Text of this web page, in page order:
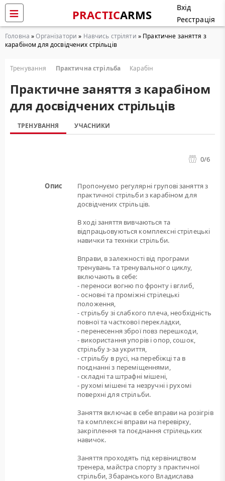
PRACTICARMS
Вхід
Реєстрація
Головна »Організатори » Навчись стріляти » Практичне заняття з
карабіном для досвідчених стрільців
Тренування Практична стрільба Карабін
Практичне заняття з карабіном
для досвідчених стрільців
ТРЕНУВАННЯ УЧАСНИКИ
0/6
Опис
Пропонуємо регулярні групові заняття з
практичної стрільби з карабіном для
досвідчених стрільців.
В ході заняття вивчаються та
відпрацьовуються комплексні стрілецькі
навички та техніки стрільби.
Вправи, в залежності від програми
тренувань та тренувального циклу,
включають в себе:
- переноси вогню по фронту і вглиб,
- основні та проміжні стрілецькі
положення,
- стрільбу зі слабкого плеча, необхідність
повної та часткової перекладки,
- перенесення зброї повз перешкоди,
- використання упорів і опор, сошок,
стрільбу з-за укриття,
- стрільбу в русі, на перебіжці та в
поєднанні з переміщеннями,
- складні та штрафні мішені,
- рухомі мішені та незручні і рухомі
поверхні для стрільби.
Заняття включає в себе вправи на розігрів
та комплексні вправи на перевірку,
закріплення та поєднання стрілецьких
навичок.
Заняття проходять під кервіництвом
тренера, майстра спорту з практичної
стрільби, Збаранського Владислава